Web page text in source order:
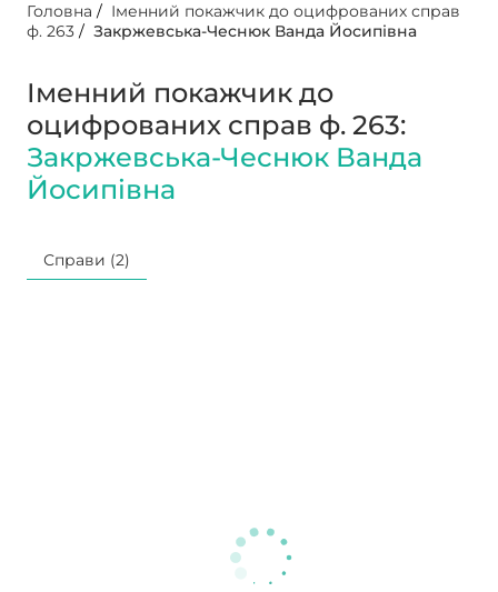
Головна / Іменний покажчик до оцифрованих справ
ф. 263 / Закржевська-Чеснюк Ванда Йосипівна
Іменний покажчик до
оцифрованих справ ф. 263:
Закржевська-Чеснюк Ванда
Йосипівна
Справи (2)